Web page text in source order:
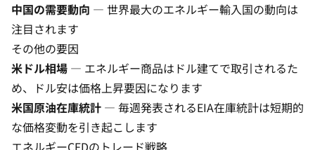
中国の需要動向 — 世界最大のエネルギー輸入国の動向は
注目されます
その他の要因
米ドル相場 — エネルギー商品はドル建てで取引されるた
め、ドル安は価格上昇要因になります
米国原油在庫統計 — 毎週発表されるEIA在庫統計は短期的
な価格変動を引き起こします
エネルギーCFDのトレード戦略